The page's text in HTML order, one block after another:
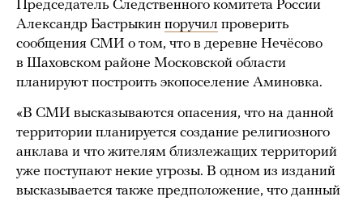
Председатель Следственного комитета России
Александр Бастрыкин поручил проверить
сообщения СМИ о том, что в деревне Нечёсово
в Шаховском районе Московской области
планируют построить экопоселение Аминовка.
«В СМИ высказываются опасения, что на данной
территории планируется создание религиозного
анклава и что жителям близлежащих территорий
уже поступают некие угрозы. В одном из изданий
высказывается также предположение, что данный